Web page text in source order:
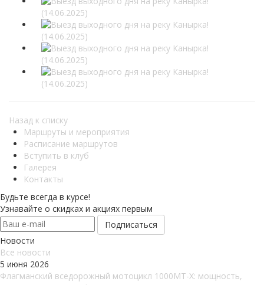
Назад к списку
Маршруты и мероприятия
Расписание маршрутов
Вступить в клуб
Галерея
Контакты
Будьте всегда в курсе!
Узнавайте о скидках и акциях первым
Новости
Все новости
5 июня 2026
Флагманский вседорожный мотоцикл 1000MT-X: мощность,